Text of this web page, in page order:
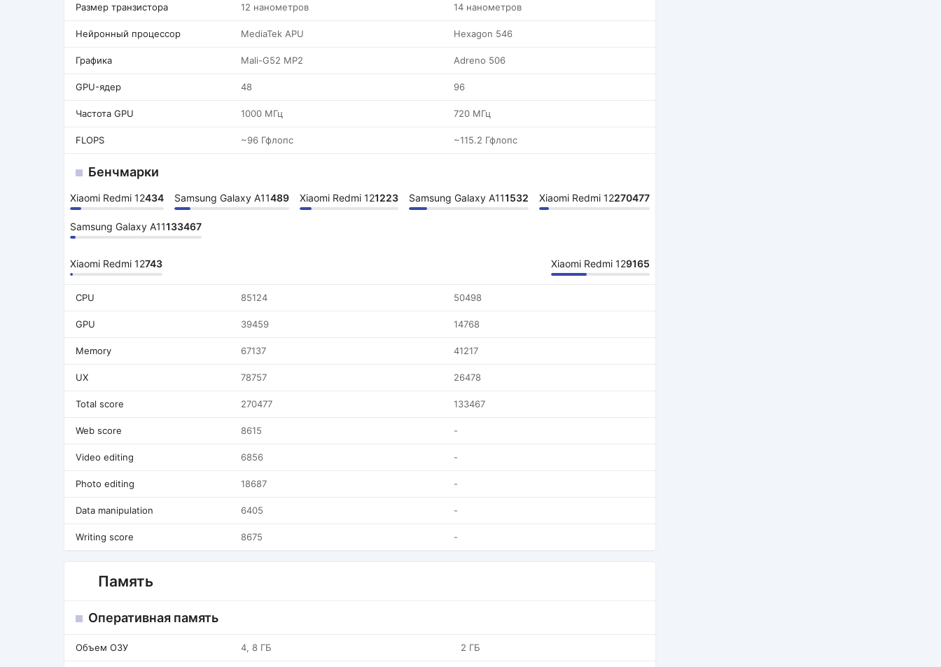
Размер транзистора 12 нанометров 14 нанометров
Нейронный процессор MediaTek APU Hexagon 546
Графика Mali-G52 MP2 Adreno 506
GPU-ядер 48 96
Частота GPU 1000 МГц 720 МГц
FLOPS ~96 Гфлопс ~115.2 Гфлопс
Бенчмарки
Xiaomi Redmi 12434 Samsung Galaxy A11489 Xiaomi Redmi 121223 Samsung Galaxy A111532 Xiaomi Redmi 12270477
Samsung Galaxy A11133467
Xiaomi Redmi 12743 Xiaomi Redmi 129165
CPU 85124 50498
GPU 39459 14768
Memory 67137 41217
UX 78757 26478
Total score 270477 133467
Web score 8615 -
Video editing 6856 -
Photo editing 18687 -
Data manipulation 6405 -
Writing score 8675 -
Память
Оперативная память
Объем ОЗУ 4, 8 ГБ 2 ГБ